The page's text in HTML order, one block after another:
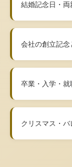
結婚記念日・両
会社の創立記念
卒業・入学・就
クリスマス・バ